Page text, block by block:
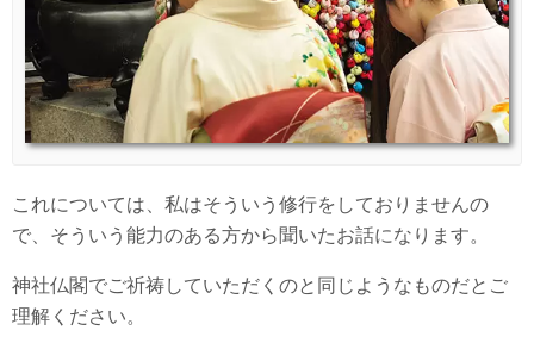
これについては、私はそういう修行をしておりませんの
で、そういう能力のある方から聞いたお話になります。
神社仏閣でご祈祷していただくのと同じようなものだとご
理解ください。